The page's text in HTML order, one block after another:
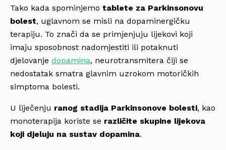
Tako kada spominjemo tablete za Parkinsonovu
bolest, uglavnom se misli na dopaminergičku
terapiju. To znači da se primjenjuju lijekovi koji
imaju sposobnost nadomjestiti ili potaknuti
djelovanje dopamina, neurotransmitera čiji se
nedostatak smatra glavnim uzrokom motoričkih
simptoma bolesti.
U liječenju ranog stadija Parkinsonove bolesti, kao
monoterapija koriste se različite skupine lijekova
koji djeluju na sustav dopamina.